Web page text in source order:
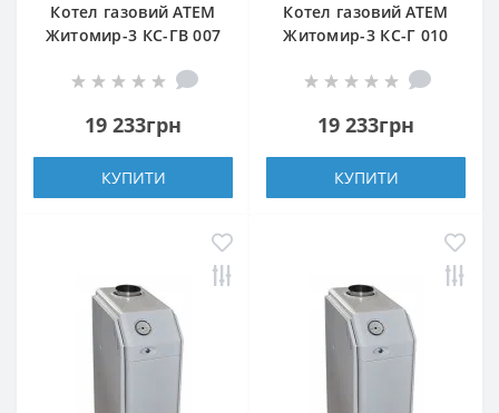
Котел газовий АТЕМ
Житомир-3 КС-ГВ 007
19 233грн
КУПИТИ
Котел газовий АТЕМ
Житомир-3 КС-Г 010
19 233грн
КУПИТИ